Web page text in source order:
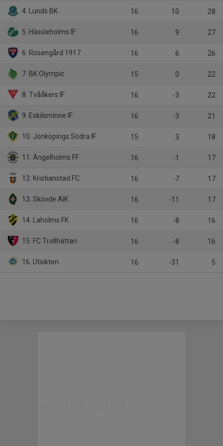
4. Lunds BK 16 10 28
5. Hässleholms IF 16 9 27
6. Rosengård 1917 16 6 26
7. BK Olympic 15 0 22
8. Tvååkers IF 16 -3 22
9. Eskilsminne IF 16 -3 21
10. Jönköpings Södra IF 15 3 18
11. Ängelholms FF 16 -1 17
12. Kristianstad FC 16 -7 17
13. Skövde AIK 16 -11 17
14. Laholms FK 16 -8 16
15. FC Trollhättan 16 -8 16
16. Utsikten 16 -31 5